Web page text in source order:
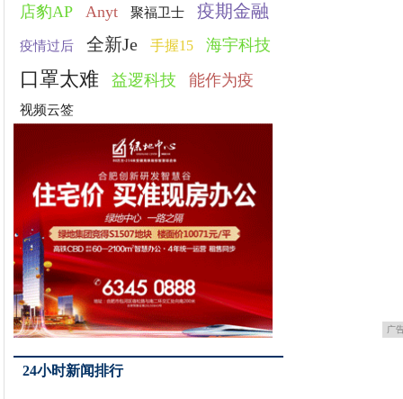
店豹AP Anyt 聚福卫士 疫期金融
疫情过后 全新Je 手握15 海宇科技
口罩太难 益逻科技 能作为疫
视频云签
广
24小时新闻排行